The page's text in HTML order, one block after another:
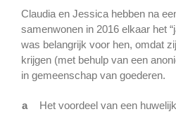
Claudia en Jessica hebben na
samenwonen in 2016 elkaar het
was belangrijk voor hen, omdat
krijgen (met behulp van een
in gemeenschap van goederen.
a
Het voordeel van een